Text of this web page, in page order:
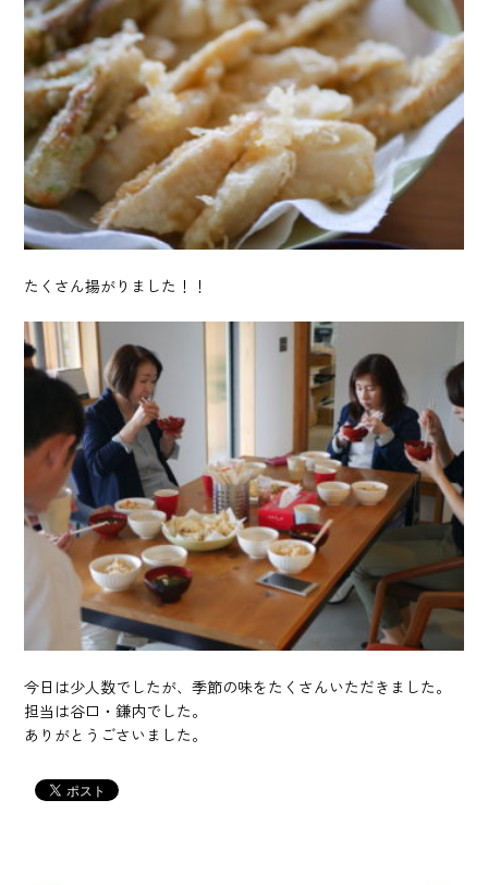
たくさん揚がりました！！
今日は少人数でしたが、季節の味をたくさんいただきました。
担当は谷口・鎌内でした。
ありがとうごさいました。